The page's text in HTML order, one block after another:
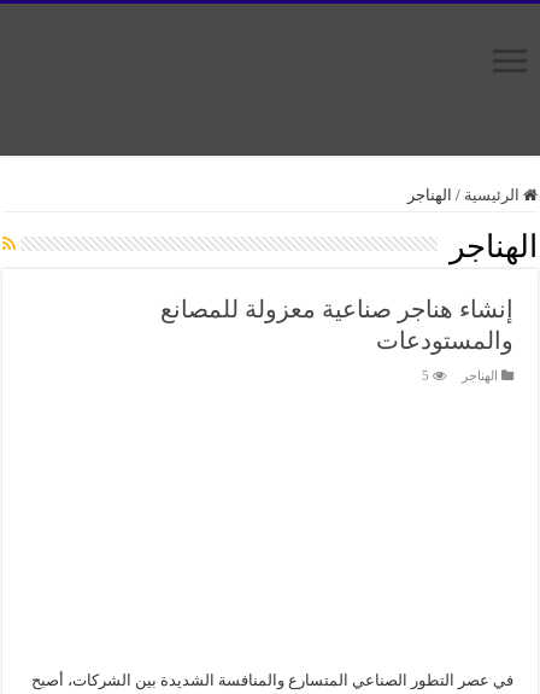
الرئيسية / الهناجر
الهناجر
إنشاء هناجر صناعية معزولة للمصانع
والمستودعات
الهناجر 5
في عصر التطور الصناعي المتسارع والمنافسة الشديدة بين الشركات، أصبح